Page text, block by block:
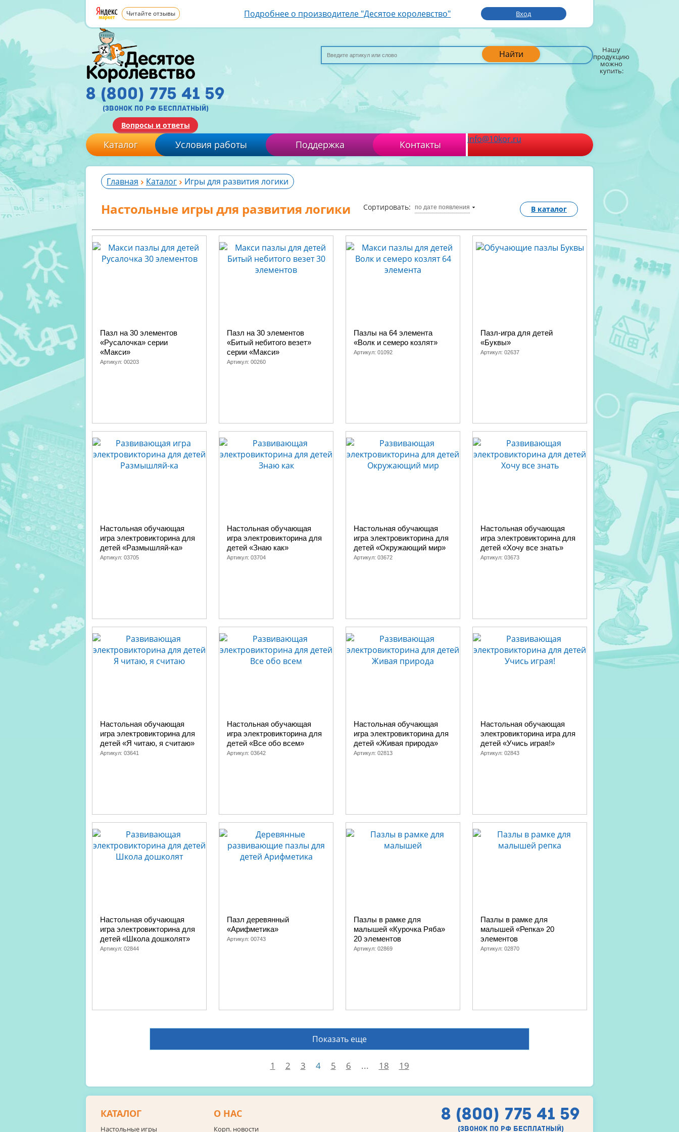
Читайте отзывы Подробнее о производителе "Десятое королевство" Вход
Найти Нашу
продукцию
можно
купить:
8 (800) 775 41 59
(звонок по рф бесплатный)
Вопросы и ответы
Каталог Условия работы Поддержка Контакты info@10kor.ru
Главная Каталог Игры для развития логики
Настольные игры для развития логики Сортировать: по дате появления В каталог
Пазл на 30 элементов
«Русалочка» серии
«Макси»
Артикул: 00203
Пазл на 30 элементов
«Битый небитого везет»
серии «Макси»
Артикул: 00260
Пазлы на 64 элемента
«Волк и семеро козлят»
Артикул: 01092
Пазл-игра для детей
«Буквы»
Артикул: 02637
Настольная обучающая
игра электровикторина для
детей «Размышляй-ка»
Артикул: 03705
Настольная обучающая
игра электровикторина для
детей «Знаю как»
Артикул: 03704
Настольная обучающая
игра электровикторина для
детей «Окружающий мир»
Артикул: 03672
Настольная обучающая
игра электровикторина для
детей «Хочу все знать»
Артикул: 03673
Настольная обучающая
игра электровикторина для
детей «Я читаю, я считаю»
Артикул: 03641
Настольная обучающая
игра электровикторина для
детей «Все обо всем»
Артикул: 03642
Настольная обучающая
игра электровикторина для
детей «Живая природа»
Артикул: 02813
Настольная обучающая
электровикторина игра для
детей «Учись играя!»
Артикул: 02843
Настольная обучающая
игра электровикторина для
детей «Школа дошколят»
Артикул: 02844
Пазл деревянный
«Арифметика»
Артикул: 00743
Пазлы в рамке для
малышей «Курочка Ряба»
20 элементов
Артикул: 02869
Пазлы в рамке для
малышей «Репка» 20
элементов
Артикул: 02870
Показать еще
1 2 3 4 5 6 ... 18 19
КАТАЛОГ
Настольные игры
О НАС
Корп. новости
8 (800) 775 41 59
(звонок по рф бесплатный)